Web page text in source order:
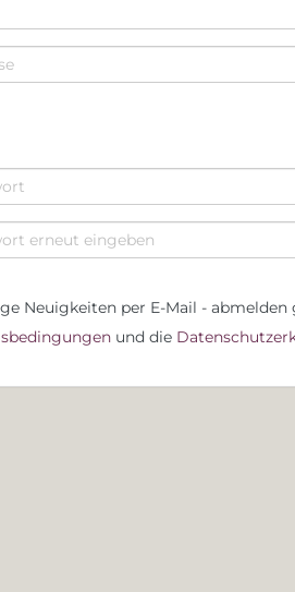
Neuigkeiten per E-Mail - abmelden
und die